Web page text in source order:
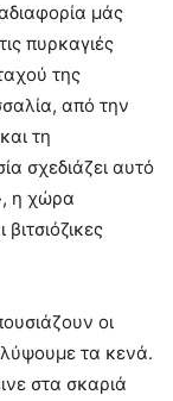
μάς
πυρκαγιές
της
από την
τη
σχεδιάζει αυτό
η χώρα
οι
τα κενά.
στα σκαριά